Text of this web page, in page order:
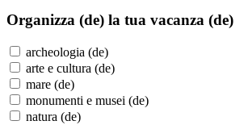
Organizza (de) la tua vacanza (de)
archeologia (de)
arte e cultura (de)
mare (de)
monumenti e musei (de)
natura (de)